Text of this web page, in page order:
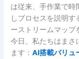
は従来、手作業で時
しプロセスを説明
ーストリームマップ
今日、私たちはまさ
ます：AI搭載バリュ